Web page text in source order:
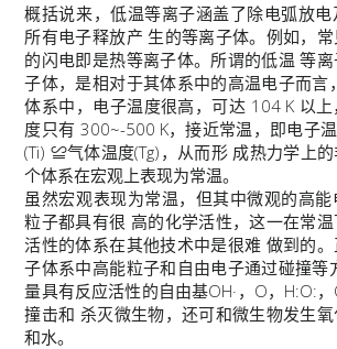
概括说来，低温等离子涵盖了除电弧放
所有电子释放产 生的等离子体。例如，
的闪电即是热等离子体。所谓的低温 等
子体，是相对于其体系中的高温电子而言
体系中，电子温度很高，可达 104 K 以
度只有 300~-500 K，接近常温，即电子
(Ti) ≌气体温度(Tg)，从而形 成热力学上
个体系在宏观上表现为常温。
虽然宏观表现为常温，但其中微观的高
粒子都具有很 高的化学活性，这一在常
活性的体系在其他技术中是很难 做到的
子体系中高能粒子和自由电子通过碰撞等
量具有反应活性的自由基OH·，O，H:O:
撞击和 杀灭微生物，还可和微生物发生
和水。